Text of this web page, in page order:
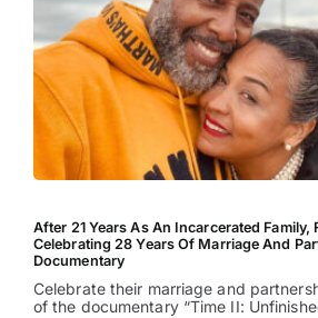
After 21 Years As An Incarcerated Family,
Celebrating 28 Years Of Marriage And
Documentary
Celebrate their marriage and
of the documentary “Time II: